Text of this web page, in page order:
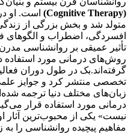
(Cognitive Therapy)
متولد شد و بخش بزرگی از
افسردگی، اضطراب و الگوهای
تأثیر عمیقی بر روانشناسی
روش‌های درمانی مورد استفاده
گرفته‌اند.بک در طول دوران
تخصصی منتشر کرد و جوایز علمی
زبان‌های مختلف دنیا ترجمه
درمانی مورد استفاده قرار
نیست» یکی از محبوب‌ترین
مفاهیم پیچیده روانشناسی را